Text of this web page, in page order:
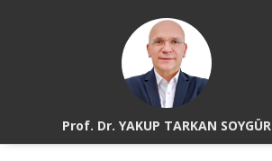
Prof. Dr. YAKUP TARKAN SOYGÜR